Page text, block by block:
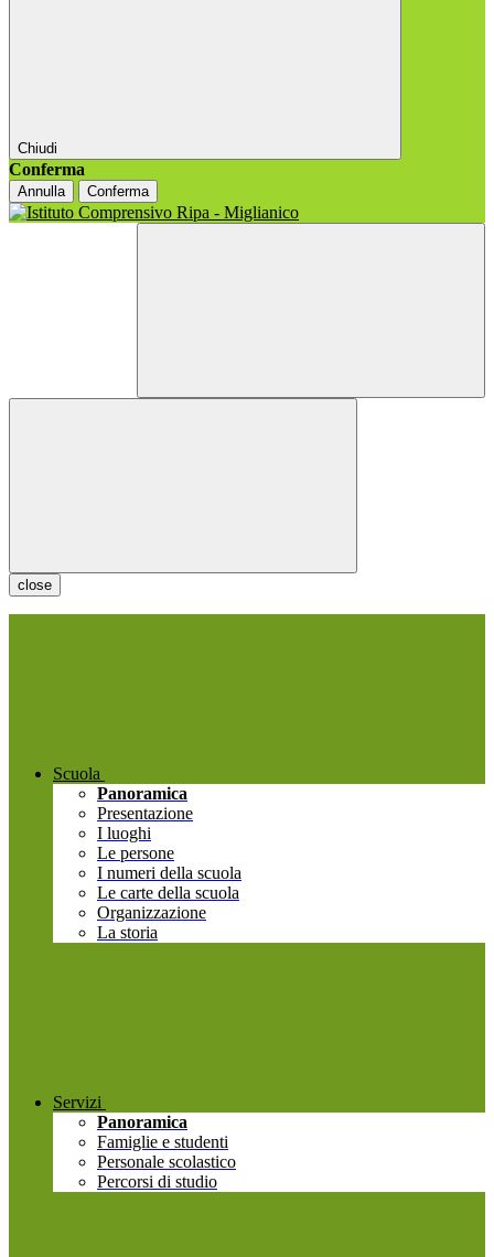
Chiudi
Conferma
Annulla Conferma
close
Scuola
Panoramica
Presentazione
I luoghi
Le persone
I numeri della scuola
Le carte della scuola
Organizzazione
La storia
Servizi
Panoramica
Famiglie e studenti
Personale scolastico
Percorsi di studio